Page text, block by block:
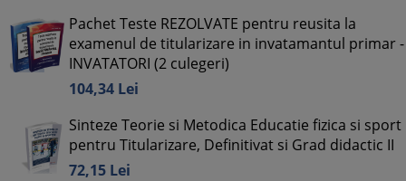
Pachet Teste REZOLVATE pentru reusita la
examenul de titularizare in invatamantul primar -
INVATATORI (2 culegeri)
104,34 Lei
Sinteze Teorie si Metodica Educatie fizica si sport
pentru Titularizare, Definitivat si Grad didactic II
72,15 Lei